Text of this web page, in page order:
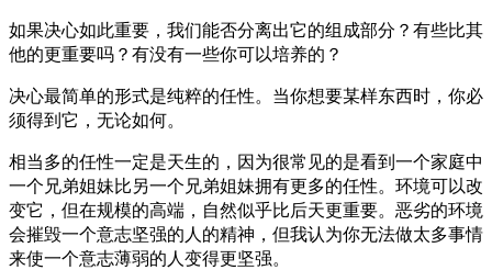
如果决心如此重要，我们能否分离出它的组成部分？有些比其
他的更重要吗？有没有一些你可以培养的？
决心最简单的形式是纯粹的任性。当你想要某样东西时，你必
须得到它，无论如何。
相当多的任性一定是天生的，因为很常见的是看到一个家庭中
一个兄弟姐妹比另一个兄弟姐妹拥有更多的任性。环境可以改
变它，但在规模的高端，自然似乎比后天更重要。恶劣的环境
会摧毁一个意志坚强的人的精神，但我认为你无法做太多事情
来使一个意志薄弱的人变得更坚强。